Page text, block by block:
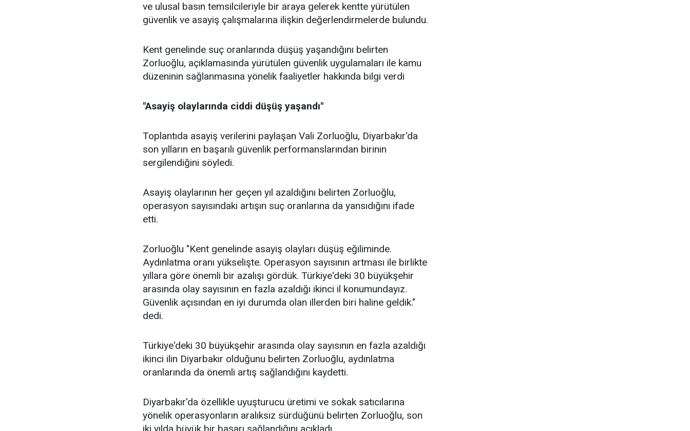
ve ulusal basın temsilcileriyle bir araya gelerek kentte yürütülen
güvenlik ve asayiş çalışmalarına ilişkin değerlendirmelerde bulundu.
Kent genelinde suç oranlarında düşüş yaşandığını belirten
Zorluoğlu, açıklamasında yürütülen güvenlik uygulamaları ile kamu
düzeninin sağlanmasına yönelik faaliyetler hakkında bilgi verdi
"Asayiş olaylarında ciddi düşüş yaşandı"
Toplantıda asayiş verilerini paylaşan Vali Zorluoğlu, Diyarbakır'da
son yılların en başarılı güvenlik performanslarından birinin
sergilendiğini söyledi.
Asayiş olaylarının her geçen yıl azaldığını belirten Zorluoğlu,
operasyon sayısındaki artışın suç oranlarına da yansıdığını ifade
etti.
Zorluoğlu "Kent genelinde asayiş olayları düşüş eğiliminde.
Aydınlatma oranı yükselişte. Operasyon sayısının artması ile birlikte
yıllara göre önemli bir azalışı gördük. Türkiye'deki 30 büyükşehir
arasında olay sayısının en fazla azaldığı ikinci il konumundayız.
Güvenlik açısından en iyi durumda olan illerden biri haline geldik."
dedi.
Türkiye'deki 30 büyükşehir arasında olay sayısının en fazla azaldığı
ikinci ilin Diyarbakır olduğunu belirten Zorluoğlu, aydınlatma
oranlarında da önemli artış sağlandığını kaydetti.
Diyarbakır'da özellikle uyuşturucu üretimi ve sokak satıcılarına
yönelik operasyonların aralıksız sürdüğünü belirten Zorluoğlu, son